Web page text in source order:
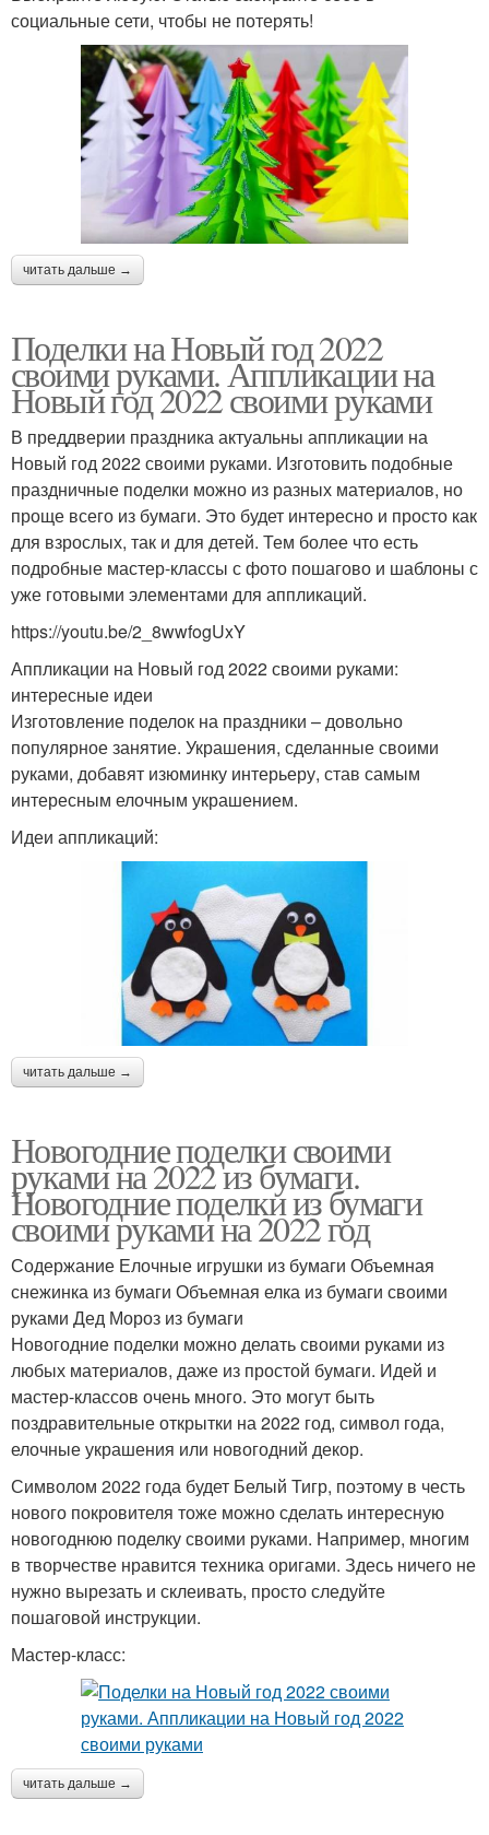
социальные сети, чтобы не потерять!
читать дальше →
Поделки на Новый год 2022
своими руками. Аппликации на
Новый год 2022 своими руками
В преддверии праздника актуальны аппликации на
Новый год 2022 своими руками. Изготовить подобные
праздничные поделки можно из разных материалов, но
проще всего из бумаги. Это будет интересно и просто как
для взрослых, так и для детей. Тем более что есть
подробные мастер-классы с фото пошагово и шаблоны с
уже готовыми элементами для аппликаций.
https://youtu.be/2_8wwfogUxY
Аппликации на Новый год 2022 своими руками:
интересные идеи
Изготовление поделок на праздники – довольно
популярное занятие. Украшения, сделанные своими
руками, добавят изюминку интерьеру, став самым
интересным елочным украшением.
Идеи аппликаций:
читать дальше →
Новогодние поделки своими
руками на 2022 из бумаги.
Новогодние поделки из бумаги
своими руками на 2022 год
Содержание Елочные игрушки из бумаги Объемная
снежинка из бумаги Объемная елка из бумаги своими
руками Дед Мороз из бумаги
Новогодние поделки можно делать своими руками из
любых материалов, даже из простой бумаги. Идей и
мастер-классов очень много. Это могут быть
поздравительные открытки на 2022 год, символ года,
елочные украшения или новогодний декор.
Символом 2022 года будет Белый Тигр, поэтому в честь
нового покровителя тоже можно сделать интересную
новогоднюю поделку своими руками. Например, многим
в творчестве нравится техника оригами. Здесь ничего не
нужно вырезать и склеивать, просто следуйте
пошаговой инструкции.
Мастер-класс:
читать дальше →